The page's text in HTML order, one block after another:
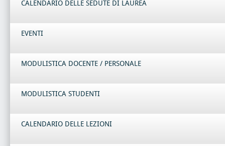
CALENDARIO DELLE SEDUTE DI LAUREA
EVENTI
MODULISTICA DOCENTE / PERSONALE
MODULISTICA STUDENTI
CALENDARIO DELLE LEZIONI